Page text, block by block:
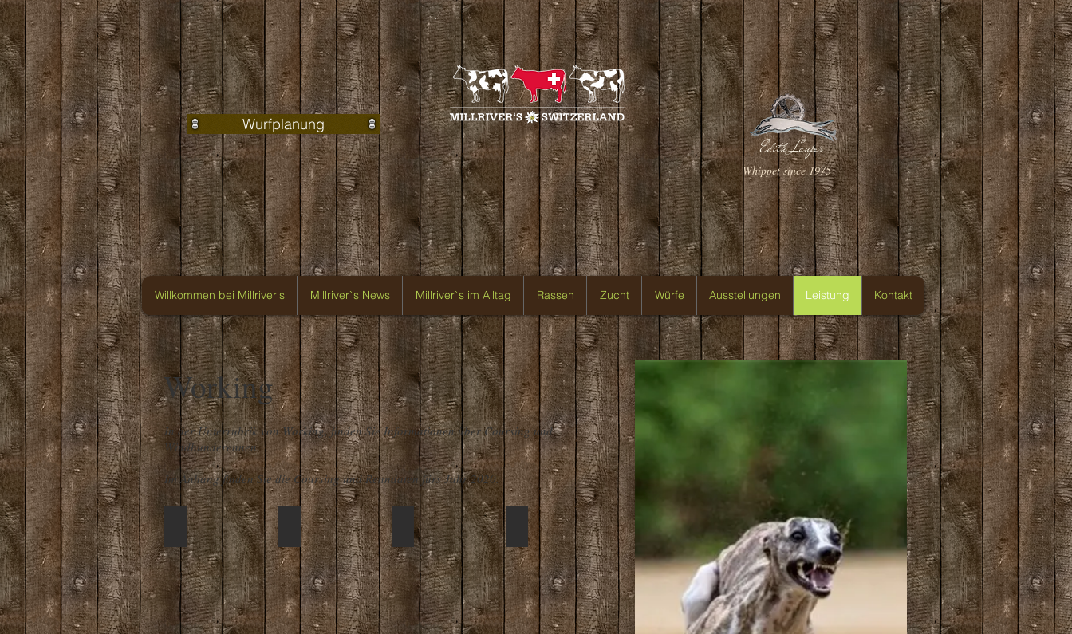
Wurfplanung
Edith Lauper
Whippet since 1975
Willkommen bei Millriver's Millriver`s News Millriver`s im Alltag Rassen Zucht Würfe Ausstellungen Leistung Kontakt
Working
In der Unterrubrik von Working, finden Sie Informationen über Coursing und
Windhunderennen.
Im Anhang finden Sie die Coursing und Renndaten fürs Jahr 2020.
Coursing
Hermine
Rennen
Zapzarap
Dummy
Amy
Kalender